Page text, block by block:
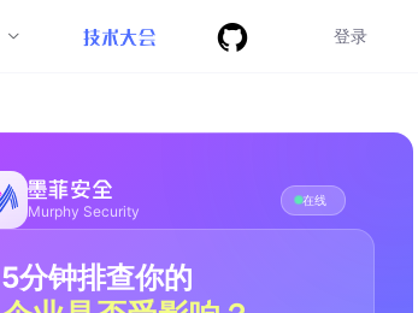
登录
Murphy Security
在线
5分钟排查你的